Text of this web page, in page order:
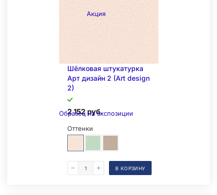
Акция
Образец на экспозиции
Шёлковая штукатурка
Арт дизайн 2 (Art design
2)
2 152 руб.
Оттенки
В КОРЗИНУ